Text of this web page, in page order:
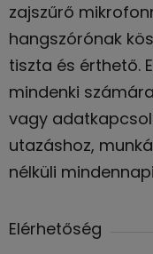
zajszűrő
hangszórónak
tiszta és érthető.
mindenki
vagy
utazáshoz,
nélküli
Elérhetőség